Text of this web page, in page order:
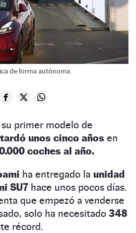
de forma autónoma.
primer modelo de
unos cinco años en
coches al año.
ha entregado la unidad
SU7 hace unos pocos días.
que empezó a venderse
solo ha necesitado 348
récord.